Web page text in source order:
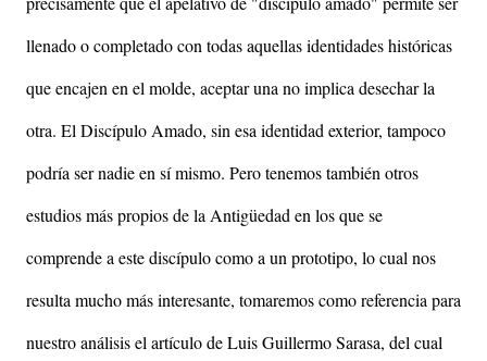
llenado o completado con todas aquellas identidades históricas
que encajen en el molde, aceptar una no implica desechar la
otra. El Discípulo Amado, sin esa identidad exterior, tampoco
podría ser nadie en sí mismo. Pero tenemos también otros
estudios más propios de la Antigüedad en los que se
comprende a este discípulo como a un prototipo, lo cual nos
resulta mucho más interesante, tomaremos como referencia para
nuestro análisis el artículo de Luis Guillermo Sarasa, del cual